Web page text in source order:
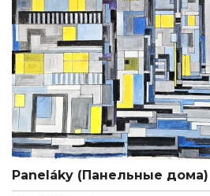
Paneláky (Панельные дома)